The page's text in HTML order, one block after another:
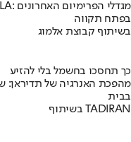
בפתח תקווה
בשיתוף קבוצת אלמוג
כך תחסכו בחשמל בלי להזיע
מהפכת האנרגיה של תדיראן:
בבית
בשיתוף TADIRAN